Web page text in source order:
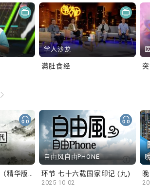
学人沙龙
满肚食经
自由风自由PHONE
环节 七十六载国家印记 (九)
2025-10-02